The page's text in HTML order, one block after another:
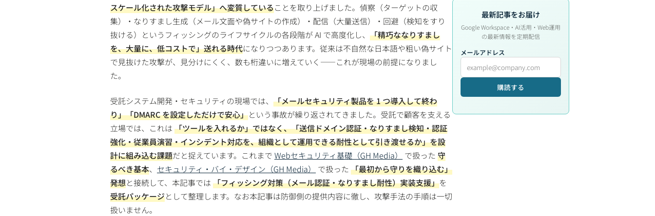
スケール化された攻撃モデル」へ変質していることを取り上げました。偵察（ターゲットの収
集）・なりすまし生成（メール文面や偽サイトの作成）・配信（大量送信）・回避（検知をすり
抜ける）というフィッシングのライフサイクルの各段階が AI で高度化し、 「精巧ななりすまし
を、大量に、低コストで」送れる時代になりつつあります。従来は不自然な日本語や粗い偽サイト
で見抜けた攻撃が、見分けにくく、数も桁違いに増えていく――これが現場の前提になりまし
た。
受託システム開発・セキュリティの現場では、 「メールセキュリティ製品を 1 つ導入して終わ
り」「DMARC を設定しただけで安心」という事故が繰り返されてきました。受託で顧客を支える
立場では、これは 「ツールを入れるか」ではなく、「送信ドメイン認証・なりすまし検知・認証
強化・従業員演習・インシデント対応を、組織として運用できる耐性として引き渡せるか」を設
計に組み込む課題だと捉えています。これまで Webセキュリティ基礎（GH Media） で扱った 守
るべき基本、 セキュリティ・バイ・デザイン（GH Media） で扱った 「最初から守りを織り込む」
発想と接続して、本記事では 「フィッシング対策（メール認証・なりすまし耐性）実装支援」を
受託パッケージとして整理します。なお本記事は防御側の提供内容に徹し、攻撃手法の手順は一切
扱いません。
最新記事をお届け
Google Workspace・AI活用・Web運用
の最新情報を定期配信
メールアドレス
購読する